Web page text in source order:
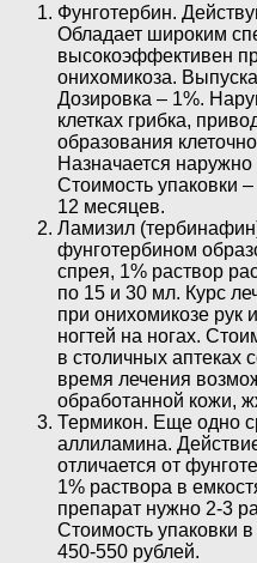
Фунготербин.
Обладает широким
высокоэффективен
онихомикоза.
Дозировка – 1%.
клетках грибка,
образования
Назначается наружно
Стоимость упаковки
12 месяцев.
Ламизил
фунготербином
спрея, 1% раствор
по 15 и 30 мл. Курс
при онихомикозе рук
ногтей на ногах.
в столичных аптеках
время лечения
обработанной кожи,
Термикон. Еще одно
аллиламина.
отличается от
1% раствора в
препарат нужно 2-3
Стоимость упаковки
450-550 рублей.